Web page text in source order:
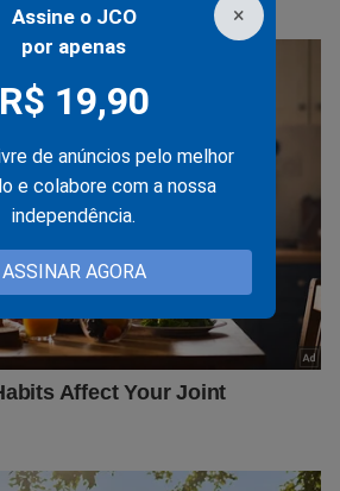
×
Assine o JCO
por apenas
R$ 19,90
de anúncios pelo melhor
e colabore com a nossa
independência.
ASSINAR AGORA